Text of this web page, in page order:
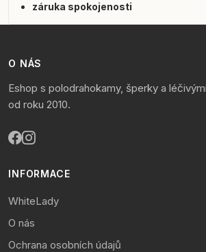
záruka spokojenosti
O NÁS
Eshop s polodrahokamy, šperky a
od roku 2010.
INFORMACE
WhiteLady
O nás
Ochrana osobních údajů